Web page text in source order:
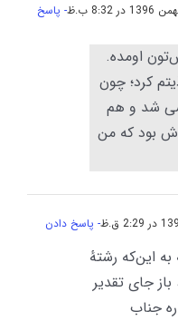
- پاسخ
اومده.
کرد؛ چون
شد و هم
بود که من
- پاسخ دادن
این‌که رشتهٔ
جای تقدیر
جناب